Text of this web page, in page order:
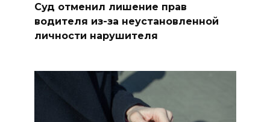
Суд отменил лишение прав
водителя из-за неустановленной
личности нарушителя